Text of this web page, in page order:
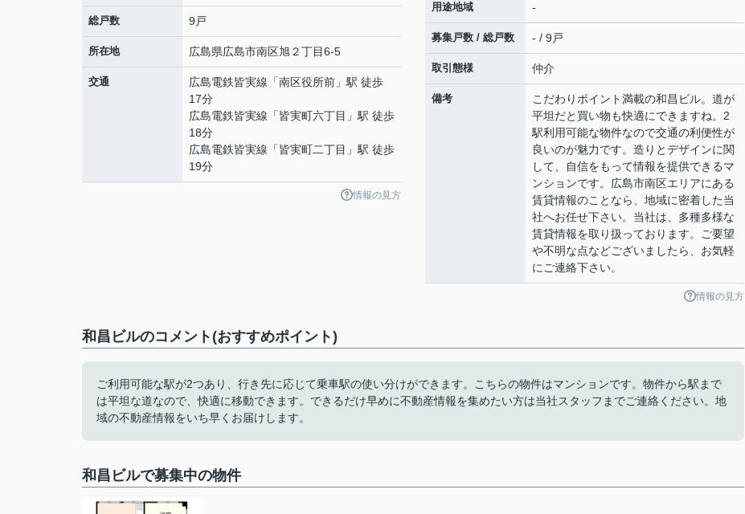
総戸数 9戸
所在地 広島県広島市南区旭２丁目6-5
交通 広島電鉄皆実線 「南区役所前 」駅 徒歩
17分
広島電鉄皆実線 「皆実町六丁目 」駅 徒歩
18分
広島電鉄皆実線 「皆実町二丁目 」駅 徒歩
19分
情報の見方
用途地域 -
募集戸数 / 総戸数 - / 9戸
取引態様 仲介
備考
こだわりポイント満載の和昌ビル。道が
平坦だと買い物も快適にできますね。2
駅利用可能な物件なので交通の利便性が
良いのが魅力です。造りとデザインに関
して、自信をもって情報を提供できるマ
ンションです。広島市南区エリアにある
賃貸情報のことなら、地域に密着した当
社へお任せ下さい。当社は、多種多様な
賃貸情報を取り扱っております。ご要望
や不明な点などございましたら、お気軽
にご連絡下さい。
情報の見方
和昌ビルのコメント(おすすめポイント)
ご利用可能な駅が2つあり、行き先に応じて乗車駅の使い分けができます。こちらの物件はマンションです。物件から駅まで
は平坦な道なので、快適に移動できます。できるだけ早めに不動産情報を集めたい方は当社スタッフまでご連絡ください。地
域の不動産情報をいち早くお届けします。
和昌ビルで募集中の物件